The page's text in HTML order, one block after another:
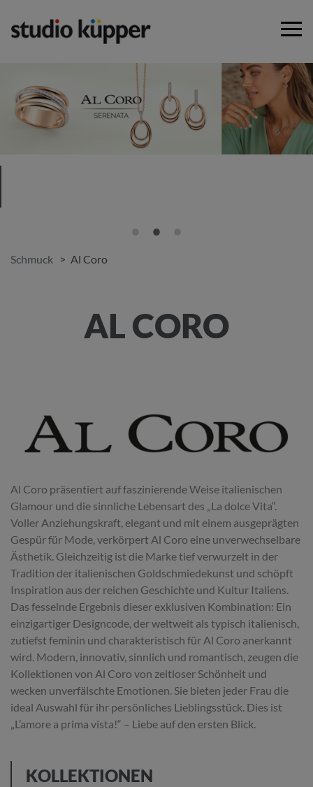
Schmuck Al Coro
AL CORO
Al Coro präsentiert auf faszinierende Weise italienischen
Glamour und die sinnliche Lebensart des „La dolce Vita“.
Voller Anziehungskraft, elegant und mit einem ausgeprägten
Gespür für Mode, verkörpert Al Coro eine unverwechselbare
Ästhetik. Gleichzeitig ist die Marke tief verwurzelt in der
Tradition der italienischen Goldschmiedekunst und schöpft
Inspiration aus der reichen Geschichte und Kultur Italiens.
Das fesselnde Ergebnis dieser exklusiven Kombination: Ein
einzigartiger Designcode, der weltweit als typisch italienisch,
zutiefst feminin und charakteristisch für Al Coro anerkannt
wird. Modern, innovativ, sinnlich und romantisch, zeugen die
Kollektionen von Al Coro von zeitloser Schönheit und
wecken unverfälschte Emotionen. Sie bieten jeder Frau die
ideal Auswahl für ihr persönliches Lieblingsstück. Dies ist
„L’amore a prima vista!“ – Liebe auf den ersten Blick.
KOLLEKTIONEN